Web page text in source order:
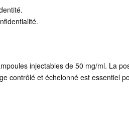
injectables de 50 mg/ml. La
contrôlé et échelonné est essentiel